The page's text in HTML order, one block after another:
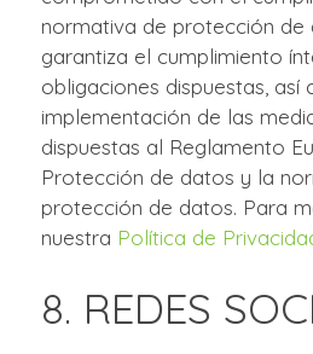
normativa de protección de
garantiza el cumplimiento
obligaciones dispuestas, así
implementación de las
dispuestas al Reglamento
Protección de datos y la
protección de datos. Para
nuestra Política de
8. REDES